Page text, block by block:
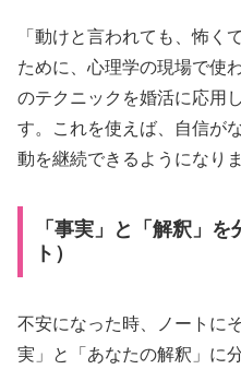
「動けと言われても、怖く
ために、心理学の現場で使
のテクニックを婚活に応用
す。これを使えば、自信が
動を継続できるようになりま
「事実」と「解釈」
ト）
不安になった時、ノートに
実」と「あなたの解釈」に